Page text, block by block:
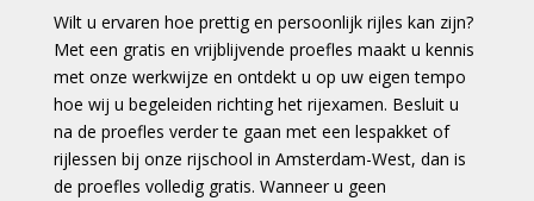
Wilt u ervaren hoe prettig en persoonlijk rijles kan zijn?
Met een gratis en vrijblijvende proefles maakt u kennis
met onze werkwijze en ontdekt u op uw eigen tempo
hoe wij u begeleiden richting het rijexamen. Besluit u
na de proefles verder te gaan met een lespakket of
rijlessen bij onze rijschool in Amsterdam-West, dan is
de proefles volledig gratis. Wanneer u geen